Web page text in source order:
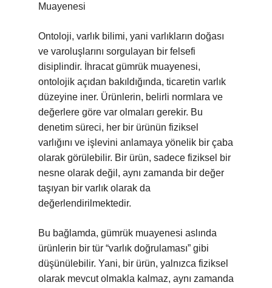
Muayenesi
Ontoloji, varlık bilimi, yani varlıkların doğası
ve varoluşlarını sorgulayan bir felsefi
disiplindir. İhracat gümrük muayenesi,
ontolojik açıdan bakıldığında, ticaretin varlık
düzeyine iner. Ürünlerin, belirli normlara ve
değerlere göre var olmaları gerekir. Bu
denetim süreci, her bir ürünün fiziksel
varlığını ve işlevini anlamaya yönelik bir çaba
olarak görülebilir. Bir ürün, sadece fiziksel bir
nesne olarak değil, aynı zamanda bir değer
taşıyan bir varlık olarak da
değerlendirilmektedir.
Bu bağlamda, gümrük muayenesi aslında
ürünlerin bir tür “varlık doğrulaması” gibi
düşünülebilir. Yani, bir ürün, yalnızca fiziksel
olarak mevcut olmakla kalmaz, aynı zamanda